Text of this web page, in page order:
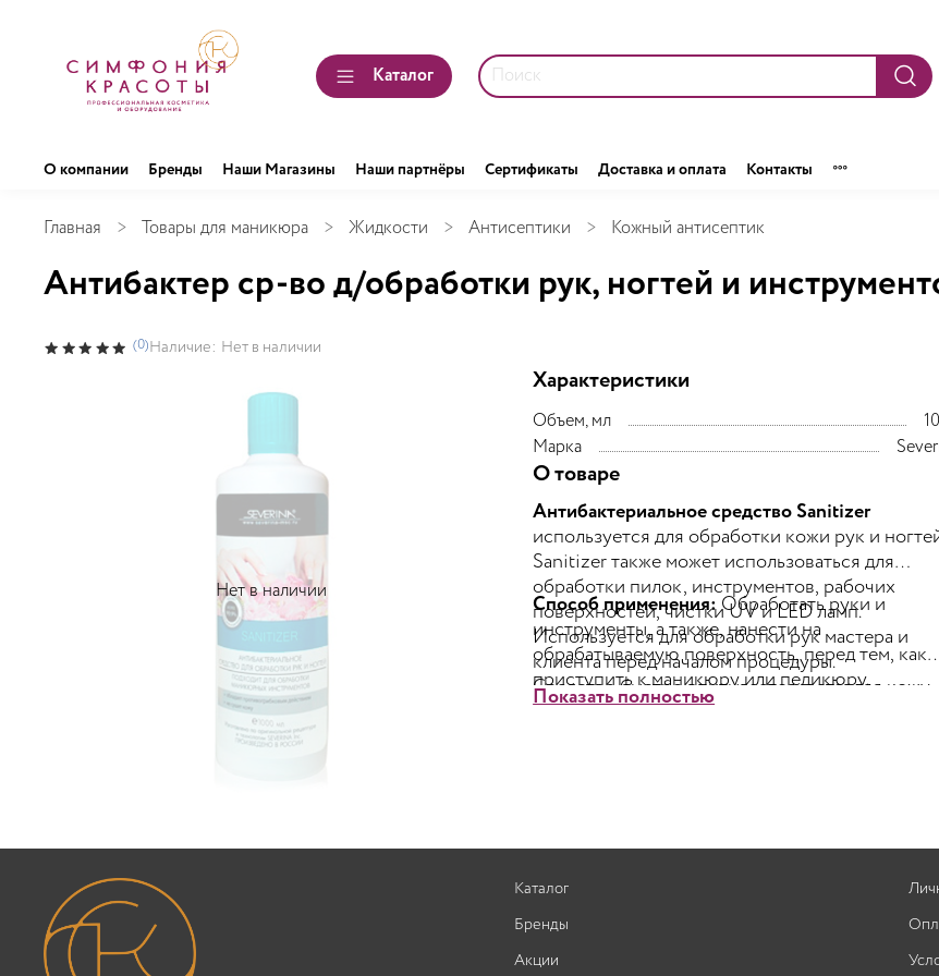
Каталог
О компании Бренды Наши Магазины Наши партнёры Сертификаты Доставка и оплата Контакты
Главная Товары для маникюра Жидкости Антисептики Кожный антисептик
Нет в наличии
Антибактер ср-во д/обработки рук, ногтей и
(0)Наличие: Нет в наличии
Характеристики
Объем, мл
Марка
О товаре
Антибактериальное средство Sanitizer
используется для обработки кожи рук и
Sanitizer также может использоваться для
обработки пилок, инструментов, рабочих
поверхностей, чистки UV и LED ламп.
Используется для обработки рук мастера и
клиента перед началом процедуры.
Средство быстро впитывается, оставляя кожу
чистой. Не требует последующего
ногтей, маникюра, педикюра.Прошло
Способ применения:Обработать руки и
инструменты, а также, нанести на
обрабатываемую поверхность, перед тем, как
приступить к маникюру или педикюру.
Показать полностью
Каталог
Бренды
Акции